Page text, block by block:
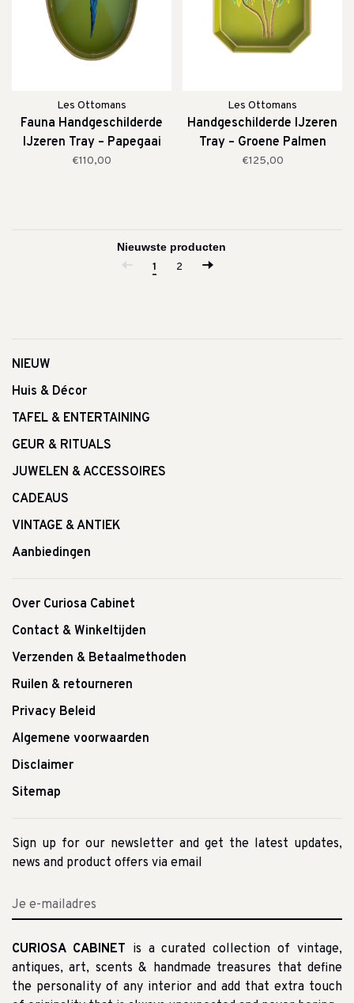
Les Ottomans
Fauna Handgeschilderde
IJzeren Tray – Papegaai
€110,00
Les Ottomans
Handgeschilderde IJzeren
Tray – Groene Palmen
€125,00
1 2
NIEUW
Huis & Décor
TAFEL & ENTERTAINING
GEUR & RITUALS
JUWELEN & ACCESSOIRES
CADEAUS
VINTAGE & ANTIEK
Aanbiedingen
Over Curiosa Cabinet
Contact & Winkeltijden
Verzenden & Betaalmethoden
Ruilen & retourneren
Privacy Beleid
Algemene voorwaarden
Disclaimer
Sitemap
Sign up for our newsletter and get the latest updates,
news and product offers via email
CURIOSA CABINET is a curated collection of vintage,
antiques, art, scents & handmade treasures that define
the personality of any interior and add that extra touch